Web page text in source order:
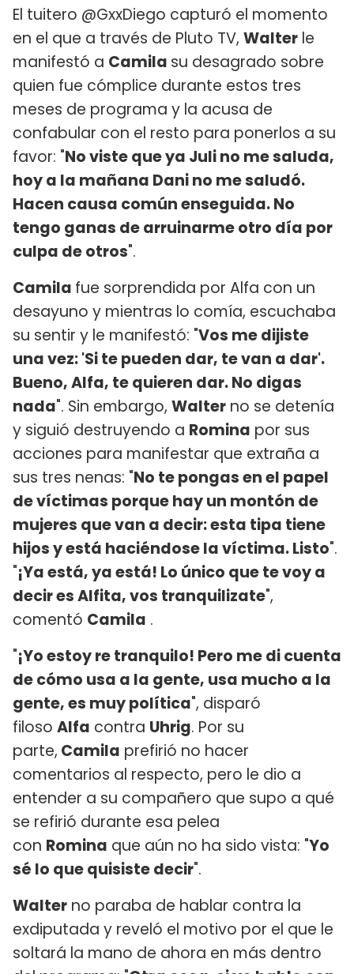
El tuitero @GxxDiego capturó el momento
en el que a través de Pluto TV, Walter le
manifestó a Camila su desagrado sobre
quien fue cómplice durante estos tres
meses de programa y la acusa de
confabular con el resto para ponerlos a su
favor: "No viste que ya Juli no me saluda,
hoy a la mañana Dani no me saludó.
Hacen causa común enseguida. No
tengo ganas de arruinarme otro día por
culpa de otros".
Camila fue sorprendida por Alfa con un
desayuno y mientras lo comía, escuchaba
su sentir y le manifestó: "Vos me dijiste
una vez: 'Si te pueden dar, te van a dar'.
Bueno, Alfa, te quieren dar. No digas
nada". Sin embargo, Walter no se detenía
y siguió destruyendo a Romina por sus
acciones para manifestar que extraña a
sus tres nenas: "No te pongas en el papel
de víctimas porque hay un montón de
mujeres que van a decir: esta tipa tiene
hijos y está haciéndose la víctima. Listo".
"¡Ya está, ya está! Lo único que te voy a
decir es Alfita, vos tranquilizate",
comentó Camila .
"¡Yo estoy re tranquilo! Pero me di cuenta
de cómo usa a la gente, usa mucho a la
gente, es muy política", disparó
filoso Alfa contra Uhrig. Por su
parte, Camila prefirió no hacer
comentarios al respecto, pero le dio a
entender a su compañero que supo a qué
se refirió durante esa pelea
con Romina que aún no ha sido vista: "Yo
sé lo que quisiste decir".
Walter no paraba de hablar contra la
exdiputada y reveló el motivo por el que le
soltará la mano de ahora en más dentro